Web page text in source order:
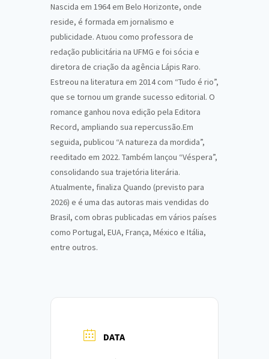
Nascida em 1964 em Belo Horizonte, onde
reside, é formada em jornalismo e
publicidade. Atuou como professora de
redação publicitária na UFMG e foi sócia e
diretora de criação da agência Lápis Raro.
Estreou na literatura em 2014 com “Tudo é rio”,
que se tornou um grande sucesso editorial. O
romance ganhou nova edição pela Editora
Record, ampliando sua repercussão.Em
seguida, publicou “A natureza da mordida”,
reeditado em 2022. Também lançou “Véspera”,
consolidando sua trajetória literária.
Atualmente, finaliza Quando (previsto para
2026) e é uma das autoras mais vendidas do
Brasil, com obras publicadas em vários países
como Portugal, EUA, França, México e Itália,
entre outros.
DATA